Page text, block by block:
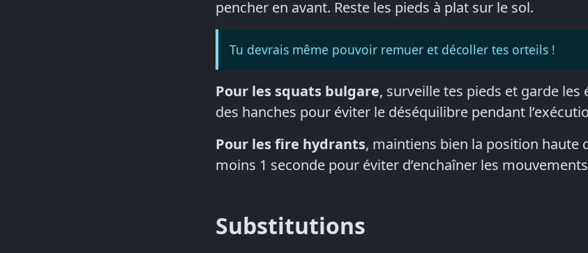
pencher en avant. Reste les pieds à plat sur le sol.
Tu devrais même pouvoir remuer et décoller tes orteils !
Pour les squats bulgare, surveille tes pieds et garde les
des hanches pour éviter le déséquilibre pendant
Pour les fire hydrants, maintiens bien la position haute
moins 1 seconde pour éviter d’enchaîner les
Substitutions